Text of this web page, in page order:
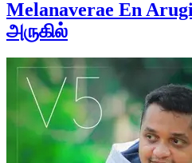
Melanaverae En
அருகில்